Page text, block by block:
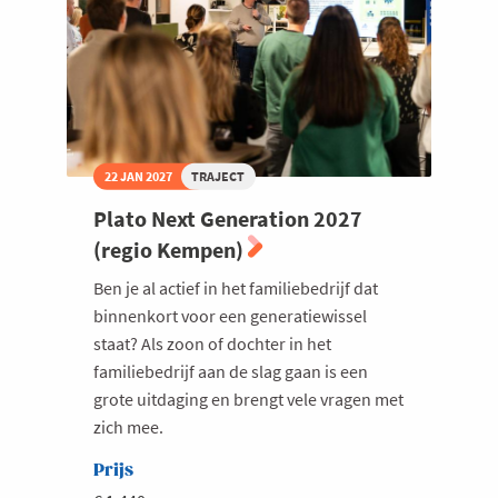
22 JAN 2027 TRAJECT
Plato Next Generation 2027
(regio Kempen)
Ben je al actief in het familiebedrijf dat
binnenkort voor een generatiewissel
staat? Als zoon of dochter in het
familiebedrijf aan de slag gaan is een
grote uitdaging en brengt vele vragen met
zich mee.
Prijs